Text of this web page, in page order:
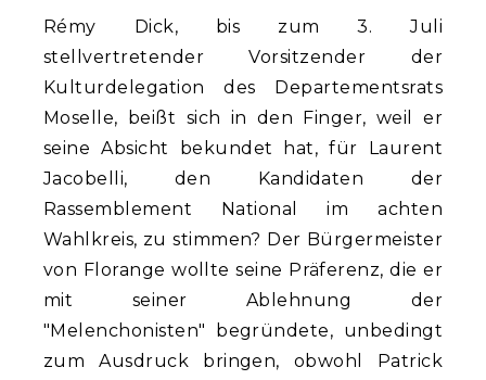
Rémy Dick, bis zum 3. Juli
stellvertretender Vorsitzender der
Kulturdelegation des Departementsrats
Moselle, beißt sich in den Finger, weil er
seine Absicht bekundet hat, für Laurent
Jacobelli, den Kandidaten der
Rassemblement National im achten
Wahlkreis, zu stimmen? Der Bürgermeister
von Florange wollte seine Präferenz, die er
mit seiner Ablehnung der
"Melenchonisten" begründete, unbedingt
zum Ausdruck bringen, obwohl Patrick